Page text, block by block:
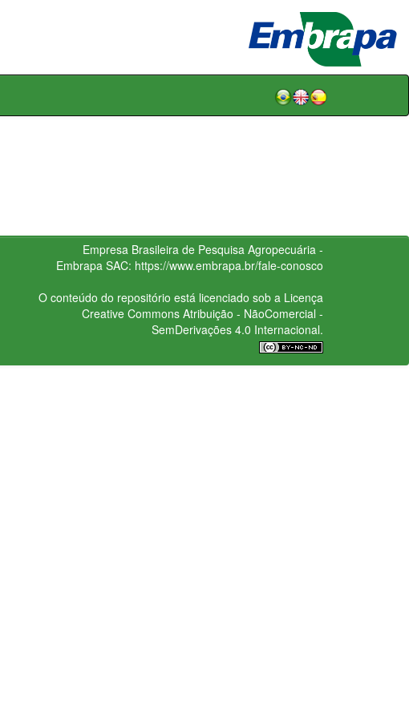
Empresa Brasileira de Pesquisa Agropecuária -
Embrapa SAC: https://www.embrapa.br/fale-conosco
O conteúdo do repositório está licenciado sob a Licença
Creative CommonsAtribuição - NãoComercial -
SemDerivações 4.0 Internacional.